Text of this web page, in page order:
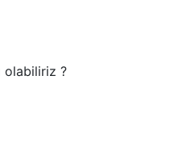
olabiliriz ?